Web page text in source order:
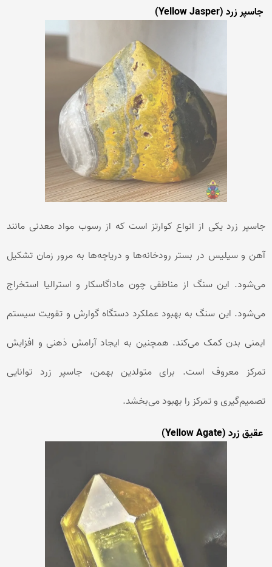
جاسپر زرد (Yellow Jasper)
جاسپر زرد یکی از انواع کوارتز است که از رسوب مواد معدنی مانند
آهن و سیلیس در بستر رودخانه‌ها و دریاچه‌ها به مرور زمان تشکیل
می‌شود. این سنگ از مناطقی چون ماداگاسکار و استرالیا استخراج
می‌شود. این سنگ به بهبود عملکرد دستگاه گوارش و تقویت سیستم
ایمنی بدن کمک می‌کند. همچنین به ایجاد آرامش ذهنی و افزایش
تمرکز معروف است. برای متولدین بهمن، جاسپر زرد توانایی
تصمیم‌گیری و تمرکز را بهبود می‌بخشد.
عقیق زرد (Yellow Agate)